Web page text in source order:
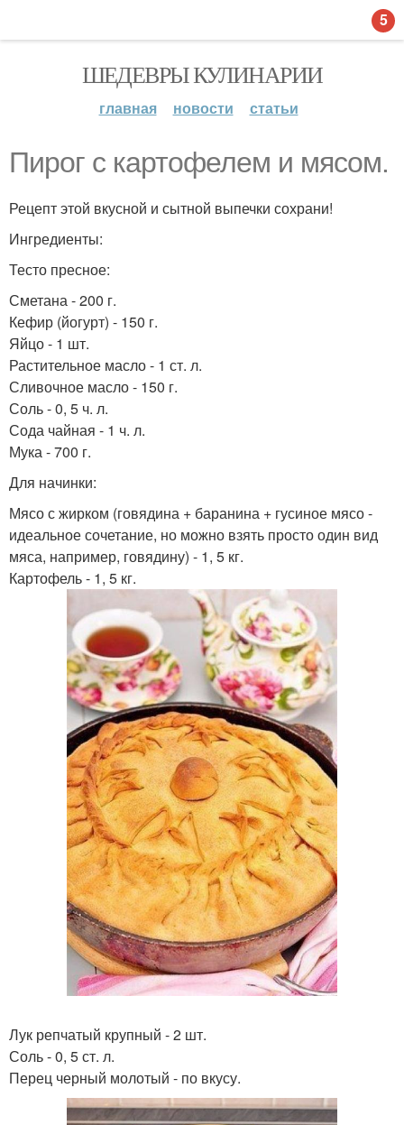
ШЕДЕВРЫ КУЛИНАРИИ
главная новости статьи
Пирог с картофелем и мясом.
Рецепт этой вкусной и сытной выпечки сохрани!
Ингредиенты:
Тесто пресное:
Сметана - 200 г.
Кефир (йогурт) - 150 г.
Яйцо - 1 шт.
Растительное масло - 1 ст. л.
Сливочное масло - 150 г.
Соль - 0, 5 ч. л.
Сода чайная - 1 ч. л.
Мука - 700 г.
Для начинки:
Мясо с жирком (говядина + баранина + гусиное мясо -
идеальное сочетание, но можно взять просто один вид
мяса, например, говядину) - 1, 5 кг.
Картофель - 1, 5 кг.
Лук репчатый крупный - 2 шт.
Соль - 0, 5 ст. л.
Перец черный молотый - по вкусу.
5